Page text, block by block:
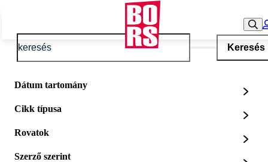
Keresés
Dátum tartomány
Cikk típusa
Rovatok
Szerző szerint